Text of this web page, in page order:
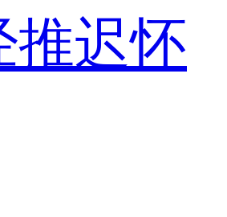
推迟怀